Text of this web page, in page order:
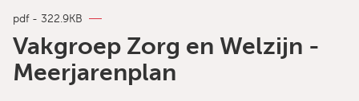
pdf - 322.9KB
Vakgroep Zorg en Welzijn -
Meerjarenplan